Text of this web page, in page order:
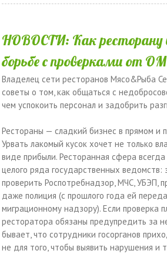
НОВОСТИ: Как ресторану
борьбе с проверками от
Владелец сети ресторанов Мясо&Рыба
советы о том, как общаться с
чем успокоить персонал и задобрить
Рестораны — сладкий бизнес в прямом и
Урвать лакомый кусок хочет не только
виде прибыли. Ресторанная сфера
целого ряда государственных ведомств:
проверить Роспотребнадзор, МЧС, УБЭП,
даже полиция (с прошлого года ей
миграционному надзору). Если проверка
ресторатора обязаны предупредить за
бывает, что сотрудники госорганов
не для того, чтобы выявить нарушения и